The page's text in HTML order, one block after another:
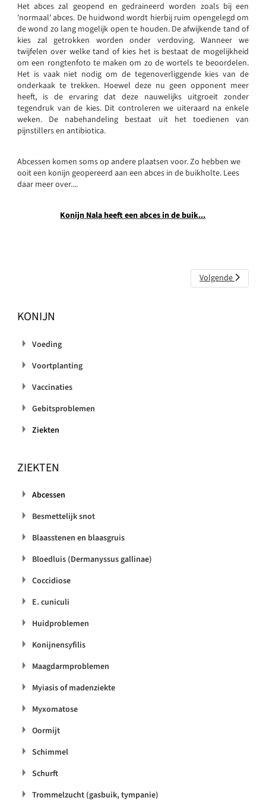
Het abces zal geopend en gedraineerd worden zoals bij een
'normaal' abces. De huidwond wordt hierbij ruim opengelegd om
de wond zo lang mogelijk open te houden. De afwijkende tand of
kies zal getrokken worden onder verdoving. Wanneer we
twijfelen over welke tand of kies het is bestaat de mogelijkheid
om een rongtenfoto te maken om zo de wortels te beoordelen.
Het is vaak niet nodig om de tegenoverliggende kies van de
onderkaak te trekken. Hoewel deze nu geen opponent meer
heeft, is de ervaring dat deze nauwelijks uitgroeit zonder
tegendruk van de kies. Dit controleren we uiteraard na enkele
weken. De nabehandeling bestaat uit het toedienen van
pijnstillers en antibiotica.
Abcessen komen soms op andere plaatsen voor. Zo hebben we
ooit een konijn geopereerd aan een abces in de buikholte. Lees
daar meer over....
Konijn Nala heeft een abces in de buik...
Volgende artikel:
Besmettelijk snot
Volgende
KONIJN
Voeding
Voortplanting
Vaccinaties
Gebitsproblemen
Ziekten
ZIEKTEN
Abcessen
Besmettelijk snot
Blaasstenen en blaasgruis
Bloedluis (Dermanyssus gallinae)
Coccidiose
E. cuniculi
Huidproblemen
Konijnensyfilis
Maagdarmproblemen
Myiasis of madenziekte
Myxomatose
Oormijt
Schimmel
Schurft
Trommelzucht (gasbuik, tympanie)